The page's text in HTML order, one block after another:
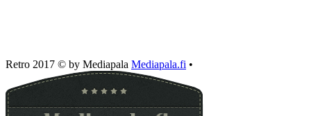
Retro 2017 © by Mediapala Mediapala.fi •